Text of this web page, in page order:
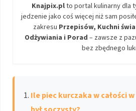
Knajpix.plto portal kulinarny dla
jedzenie jako coś więcej niż sam
zakresu Przepisów, Kuchni
Odżywiania i Porad – zawsze z
bez zbędnego
Ile piec kurczaka w całości